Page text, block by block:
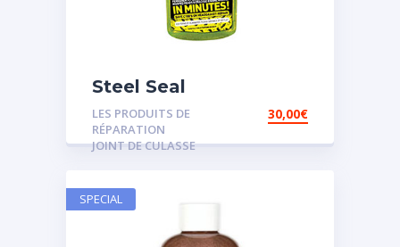
Steel Seal
LES PRODUITS DE
RÉPARATION
JOINT DE CULASSE
30,00€
SPECIAL